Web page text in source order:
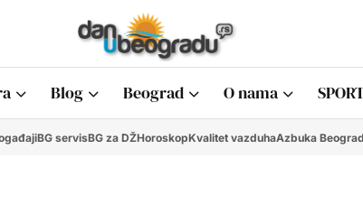
Blog Beograd O nama
BG servisBG za DŽHoroskopKvalitet vazduhaAzbuka